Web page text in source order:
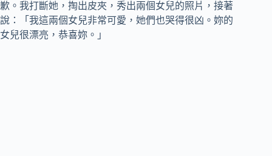
歉。我打斷她，掏出皮夾，秀出兩個女兒的照片，接著
說：「我這兩個女兒非常可愛，她們也哭得很凶。妳的
女兒很漂亮，恭喜妳。」